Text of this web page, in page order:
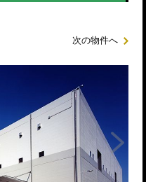
次の物件へ